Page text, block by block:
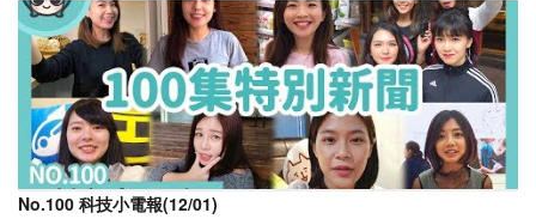
No.100 科技小電報(12/01)